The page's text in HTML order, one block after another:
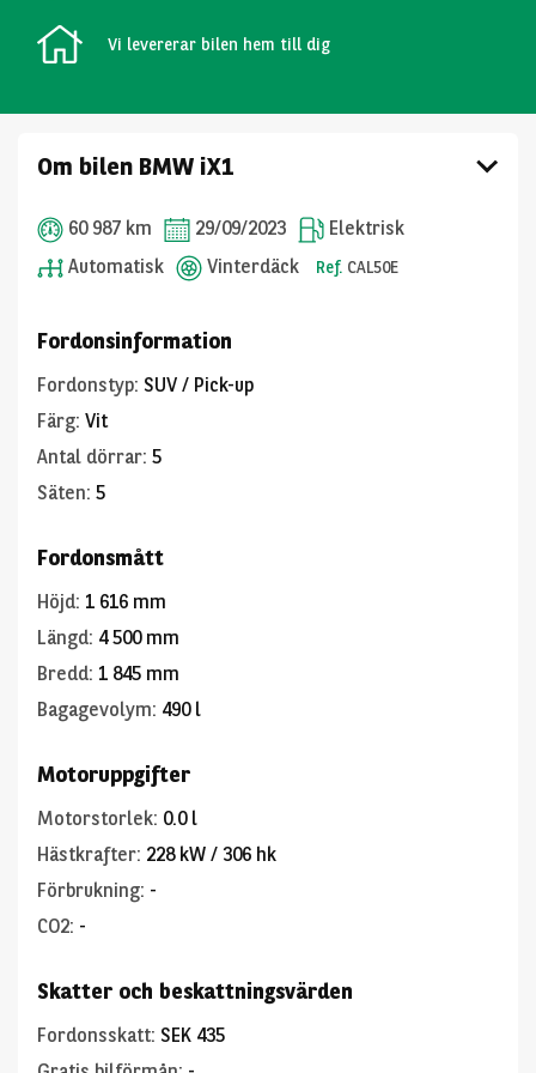
Vi levererar bilen hem till dig
Om bilen BMW iX1
60 987 km 29/09/2023
Elektrisk
Automatisk
Vinterdäck Ref. CAL50E
Fordonsinformation
Fordonstyp: SUV / Pick-up
Färg: Vit
Antal dörrar: 5
Säten: 5
Fordonsmått
Höjd: 1 616 mm
Längd: 4 500 mm
Bredd: 1 845 mm
Bagagevolym: 490 l
Motoruppgifter
Motorstorlek: 0.0 l
Hästkrafter: 228 kW / 306 hk
Förbrukning: -
CO2: -
Skatter och beskattningsvärden
Fordonsskatt: SEK 435